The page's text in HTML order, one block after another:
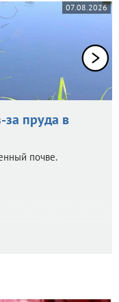
07.08.2026
за пруда в
почве.